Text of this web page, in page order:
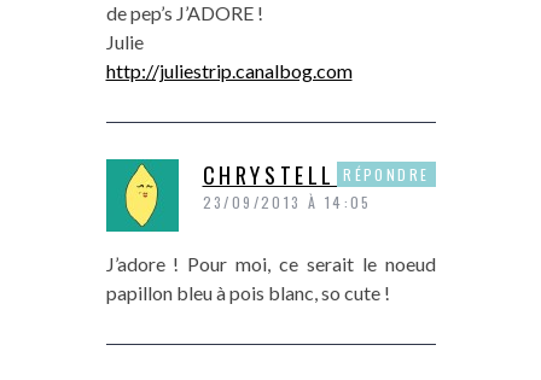
de pep’s J’ADORE !
Julie
http://juliestrip.canalbog.com
CHRYSTELLE
23/09/2013 À 14:05
J’adore ! Pour moi, ce serait le noeud
papillon bleu à pois blanc, so cute !
RÉPONDRE